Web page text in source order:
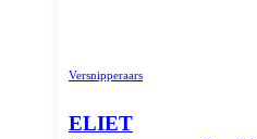
Versnipperaars
ELIET